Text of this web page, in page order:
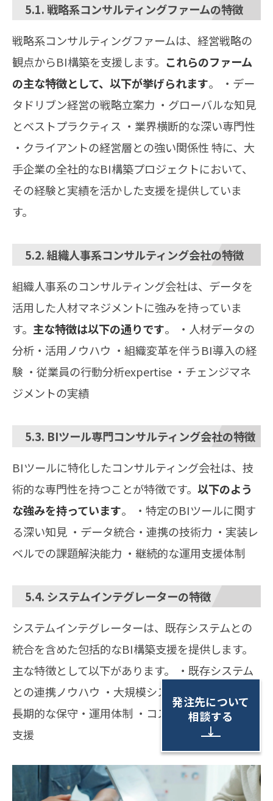
5.1. 戦略系コンサルティングファームの特徴
戦略系コンサルティングファームは、経営戦略の
観点からBI構築を支援します。 これらのファーム
の主な特徴として、以下が挙げられます。 ・デー
タドリブン経営の戦略立案力 ・グローバルな知見
とベストプラクティス ・業界横断的な深い専門性
・クライアントの経営層との強い関係性 特に、大
手企業の全社的なBI構築プロジェクトにおいて、
その経験と実績を活かした支援を提供していま
す。
5.2. 組織人事系コンサルティング会社の特徴
組織人事系のコンサルティング会社は、データを
活用した人材マネジメントに強みを持っていま
す。 主な特徴は以下の通りです。 ・人材データの
分析・活用ノウハウ ・組織変革を伴うBI導入の経
験 ・従業員の行動分析expertise ・チェンジマネ
ジメントの実績
5.3. BIツール専門コンサルティング会社の特徴
BIツールに特化したコンサルティング会社は、技
術的な専門性を持つことが特徴です。 以下のよう
な強みを持っています。 ・特定のBIツールに関す
る深い知見 ・データ統合・連携の技術力 ・実装レ
ベルでの課題解決能力 ・継続的な運用支援体制
5.4. システムインテグレーターの特徴
システムインテグレーターは、既存システムとの
統合を含めた包括的なBI構築支援を提供します。
主な特徴として以下があります。 ・既存システム
との連携ノウハウ ・大規模システム開発の経験 ・
長期的な保守・運用体制 ・コスト効率の高い導入
支援
発注先について
相談する
↓